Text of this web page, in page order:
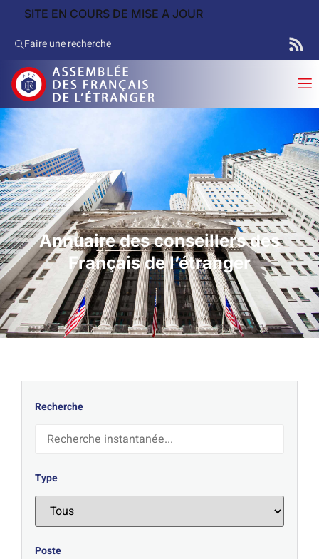
SITE EN COURS DE MISE A JOUR
Faire une recherche
Annuaire des conseillers des
Français de l’étranger
Recherche
Type
Poste